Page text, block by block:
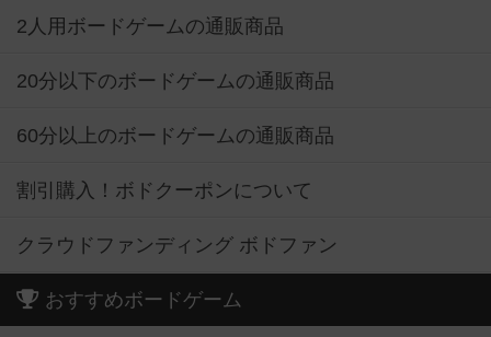
2人用ボードゲームの通販商品
20分以下のボードゲームの通販商品
60分以上のボードゲームの通販商品
割引購入！ボドクーポンについて
クラウドファンディング ボドファン
おすすめボードゲーム